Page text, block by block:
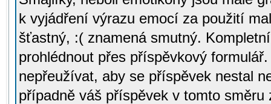
k vyjádření výrazu emocí za použití
šťastný, :( znamená smutný.
prohlédnout přes příspěvkový
nepřeužívat, aby se příspěvek nestal
případně váš příspěvek v tomto směru